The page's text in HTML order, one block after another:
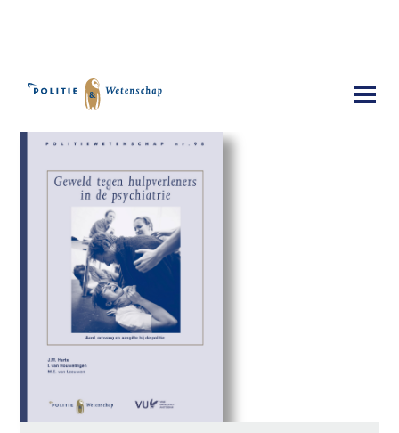
Publicaties
Geweld tegen hulpverleners in de
psychiatrie